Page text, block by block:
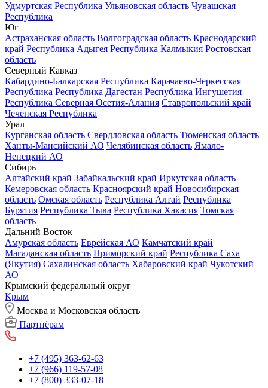
Удмуртская Республика Ульяновская область Чувашская
Республика
Юг
Астраханская область Волгоградская область Краснодарский
край Республика Адыгея Республика Калмыкия Ростовская
область
Северный Кавказ
Кабардино-Балкарская Республика Карачаево-Черкесская
Республика Республика Дагестан Республика Ингушетия
Республика Северная Осетия-Алания Ставропольский край
Чеченская Республика
Урал
Курганская область Свердловская область Тюменская область
Ханты-Мансийский АО Челябинская область Ямало-
Ненецкий АО
Сибирь
Алтайский край Забайкальский край Иркутская область
Кемеровская область Красноярский край Новосибирская
область Омская область Республика Алтай Республика
Бурятия Республика Тыва Республика Хакасия Томская
область
Дальний Восток
Амурская область Еврейская АО Камчатский край
Магаданская область Приморский край Республика Саха
(Якутия) Сахалинская область Хабаровский край Чукотский
АО
Крымский федеральный округ
Крым
Москва и Московская область
Партнёрам
+7 (495) 363-62-63
+7 (966) 119-57-08
+7 (800) 333-07-18